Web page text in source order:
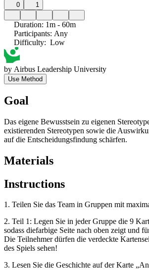
0 1
Duration: 1m - 60m
Participants: Any
Difficulty: Low
by Airbus Leadership University
Use Method
Goal
Das eigene Bewusstsein zu eigenen
existierenden Stereotypen sowie die
auf die Entscheidungsfindung schärfen.
Materials
Instructions
1. Teilen Sie das Team in Gruppen mit
2. Teil 1: Legen Sie in jeder Gruppe die 9
sodass diefarbige Seite nach oben zeigt und
Die Teilnehmer dürfen die verdeckte
des Spiels sehen!
3. Lesen Sie die Geschichte auf der Karte